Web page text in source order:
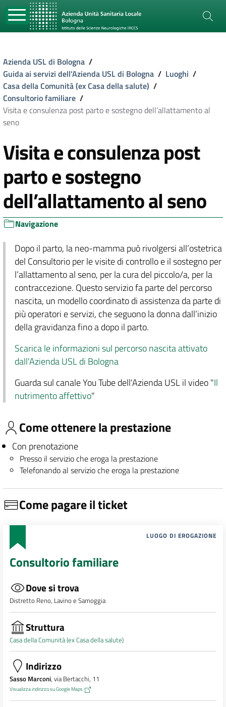
Azienda USL di Bologna /
Guida ai servizi dell'Azienda USL di Bologna / Luoghi /
Casa della Comunità (ex Casa della salute) /
Consultorio familiare /
Visita e consulenza post parto e sostegno dell’allattamento al
seno
Visita e consulenza post
parto e sostegno
dell’allattamento al seno
Navigazione
Dopo il parto, la neo-mamma può rivolgersi all’ostetrica
del Consultorio per le visite di controllo e il sostegno per
l’allattamento al seno, per la cura del piccolo/a, per la
contraccezione. Questo servizio fa parte del percorso
nascita, un modello coordinato di assistenza da parte di
più operatori e servizi, che seguono la donna dall’inizio
della gravidanza fino a dopo il parto.
Scarica le informazioni sul percorso nascita attivato
dall'Azienda USL di Bologna
Guarda sul canale You Tube dell'Azienda USL il video "Il
nutrimento affettivo"
Come ottenere la prestazione
Con prenotazione
Presso il servizio che eroga la prestazione
Telefonando al servizio che eroga la prestazione
Come pagare il ticket
LUOGO DI EROGAZIONE
Consultorio familiare
Dove si trova
Distretto Reno, Lavino e Samoggia
Struttura
Casa della Comunità (ex Casa della salute)
Indirizzo
Sasso Marconi, via Bertacchi, 11
Visualizza indirizzo su Google Maps